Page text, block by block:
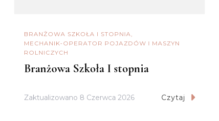
BRANŻOWA SZKOŁA I STOPNIA
MECHANIK-OPERATOR POJAZDÓW I MASZYN
ROLNICZYCH
Branżowa Szkoła I stopnia
Zaktualizowano 8 Czerwca 2026 Czytaj